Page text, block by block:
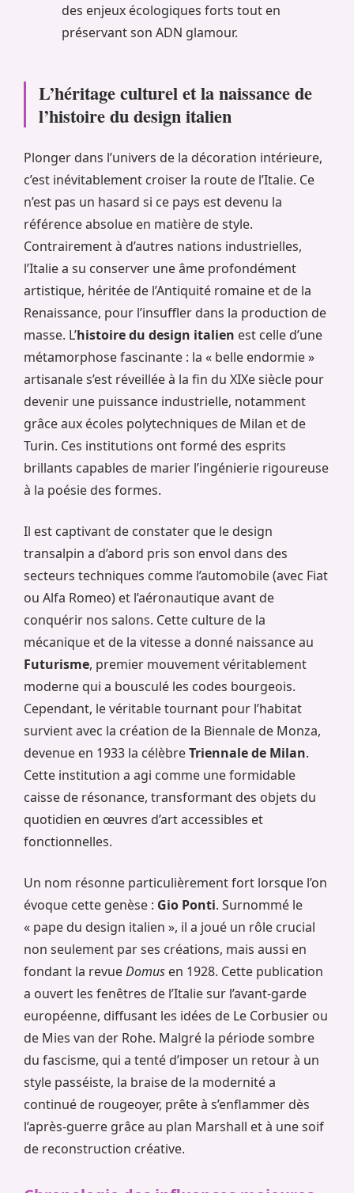
des enjeux écologiques forts tout en
préservant son ADN glamour.
L’héritage culturel et la naissance de
l’histoire du design italien
Plonger dans l’univers de la décoration intérieure,
c’est inévitablement croiser la route de l’Italie. Ce
n’est pas un hasard si ce pays est devenu la
référence absolue en matière de style.
Contrairement à d’autres nations industrielles,
l’Italie a su conserver une âme profondément
artistique, héritée de l’Antiquité romaine et de la
Renaissance, pour l’insuffler dans la production de
masse. L’histoire du design italien est celle d’une
métamorphose fascinante : la « belle endormie »
artisanale s’est réveillée à la fin du XIXe siècle pour
devenir une puissance industrielle, notamment
grâce aux écoles polytechniques de Milan et de
Turin. Ces institutions ont formé des esprits
brillants capables de marier l’ingénierie rigoureuse
à la poésie des formes.
Il est captivant de constater que le design
transalpin a d’abord pris son envol dans des
secteurs techniques comme l’automobile (avec Fiat
ou Alfa Romeo) et l’aéronautique avant de
conquérir nos salons. Cette culture de la
mécanique et de la vitesse a donné naissance au
Futurisme, premier mouvement véritablement
moderne qui a bousculé les codes bourgeois.
Cependant, le véritable tournant pour l’habitat
survient avec la création de la Biennale de Monza,
devenue en 1933 la célèbreTriennale de Milan.
Cette institution a agi comme une formidable
caisse de résonance, transformant des objets du
quotidien en œuvres d’art accessibles et
fonctionnelles.
Un nom résonne particulièrement fort lorsque l’on
évoque cette genèse : Gio Ponti. Surnommé le
« pape du design italien », il a joué un rôle crucial
non seulement par ses créations, mais aussi en
fondant la revueDomus en 1928. Cette publication
a ouvert les fenêtres de l’Italie sur l’avant-garde
européenne, diffusant les idées de Le Corbusier ou
de Mies van der Rohe. Malgré la période sombre
du fascisme, qui a tenté d’imposer un retour à un
style passéiste, la braise de la modernité a
continué de rougeoyer, prête à s’enflammer dès
l’après-guerre grâce au plan Marshall et à une soif
de reconstruction créative.